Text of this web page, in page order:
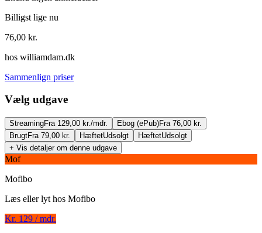
Billigst lige nu
76,00 kr.
hos williamdam.dk
Sammenlign priser
Vælg udgave
StreamingFra 129,00 kr./mdr. Ebog (ePub)Fra 76,00 kr.
BrugtFra 79,00 kr. HæftetUdsolgt HæftetUdsolgt
+ Vis detaljer om denne udgave
Mof
Mofibo
Læs eller lyt hos Mofibo
Kr. 129 / mdr.